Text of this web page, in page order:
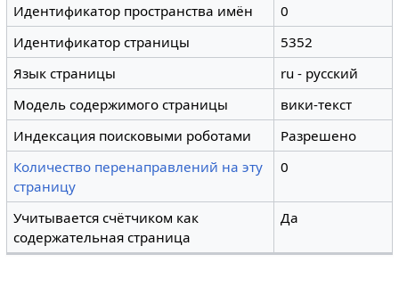
Идентификатор пространства имён
0
Идентификатор страницы
5352
Язык страницы
ru - русский
Модель содержимого страницы
вики-текст
Индексация поисковыми роботами
Разрешено
Количество перенаправлений на эту
страницу
0
Учитывается счётчиком как
содержательная страница
Да